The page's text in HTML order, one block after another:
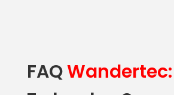
FAQWandertec: